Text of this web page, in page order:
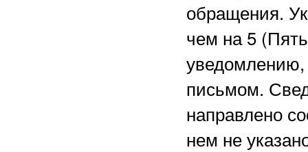
обращения.
чем на 5
уведомлению,
письмом.
направлено
нем не